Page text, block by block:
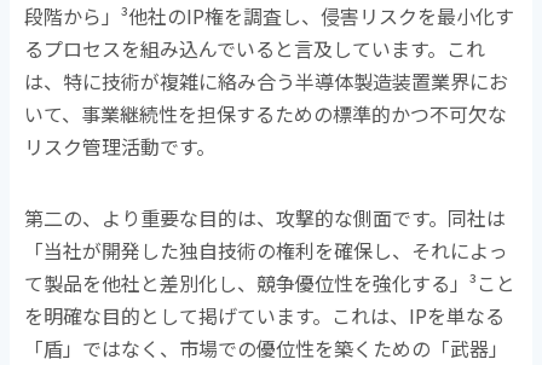
段階から」³他社のIP権を調査し、侵害リスクを最小化す
るプロセスを組み込んでいると言及しています。これ
は、特に技術が複雑に絡み合う半導体製造装置業界にお
いて、事業継続性を担保するための標準的かつ不可欠な
リスク管理活動です。
第二の、より重要な目的は、攻撃的な側面です。同社は
「当社が開発した独自技術の権利を確保し、それによっ
て製品を他社と差別化し、競争優位性を強化する」³こと
を明確な目的として掲げています。これは、 IPを単なる
「盾」ではなく、市場での優位性を築くための「武器」